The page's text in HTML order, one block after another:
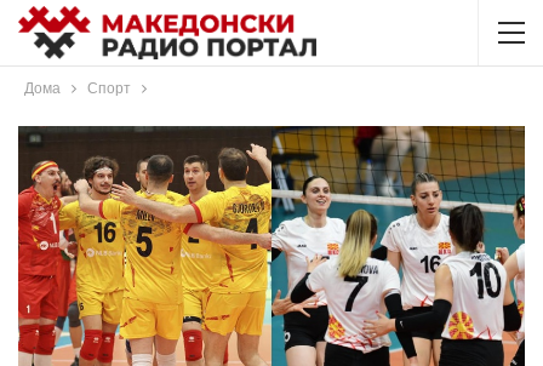
Дома Спорт